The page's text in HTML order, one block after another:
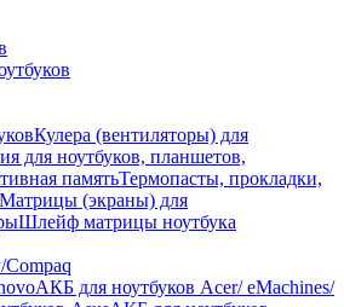
Кулера (вентиляторы) для
для ноутбуков, планшетов,
памятьТермопасты, прокладки,
Матрицы (экраны) для
Шлейф матрицы ноутбука
АКБ для ноутбуков Acer/ eMachines/